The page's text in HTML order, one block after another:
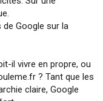
de Google sur la
il vivre en propre, ou
? Tant que les
claire, Google